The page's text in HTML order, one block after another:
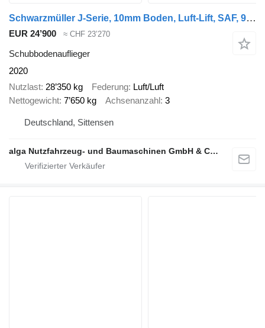
Schwarzmüller J-Serie, 10mm Boden, Luft-Lift, SAF, 92m³
EUR 24’900 ≈ CHF 23’270
Schubbodenauflieger
2020
Nutzlast 28’350 kg Federung Luft/Luft
Nettogewicht 7’650 kg Achsenanzahl 3
Deutschland, Sittensen
alga Nutzfahrzeug- und Baumaschinen GmbH & Co. KG